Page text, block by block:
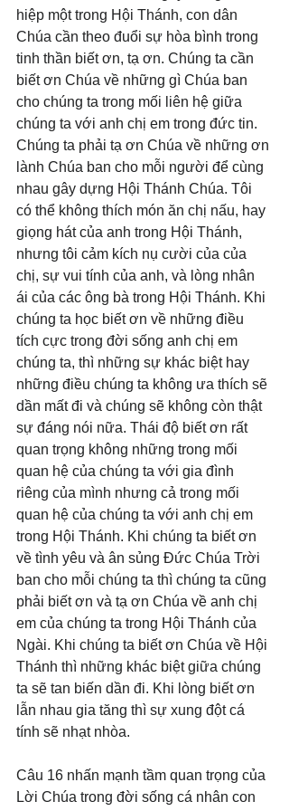
hiệp một trong Hội Thánh, con dân
Chúa cần theo đuổi sự hòa bình trong
tinh thần biết ơn, tạ ơn. Chúng ta cần
biết ơn Chúa về những gì Chúa ban
cho chúng ta trong mối liên hệ giữa
chúng ta với anh chị em trong đức tin.
Chúng ta phải tạ ơn Chúa về những ơn
lành Chúa ban cho mỗi người để cùng
nhau gây dựng Hội Thánh Chúa. Tôi
có thể không thích món ăn chị nấu, hay
giọng hát của anh trong Hội Thánh,
nhưng tôi cảm kích nụ cười của của
chị, sự vui tính của anh, và lòng nhân
ái của các ông bà trong Hội Thánh. Khi
chúng ta học biết ơn về những điều
tích cực trong đời sống anh chị em
chúng ta, thì những sự khác biệt hay
những điều chúng ta không ưa thích sẽ
dần mất đi và chúng sẽ không còn thật
sự đáng nói nữa. Thái độ biết ơn rất
quan trọng không những trong mối
quan hệ của chúng ta với gia đình
riêng của mình nhưng cả trong mối
quan hệ của chúng ta với anh chị em
trong Hội Thánh. Khi chúng ta biết ơn
về tình yêu và ân sủng Đức Chúa Trời
ban cho mỗi chúng ta thì chúng ta cũng
phải biết ơn và tạ ơn Chúa về anh chị
em của chúng ta trong Hội Thánh của
Ngài. Khi chúng ta biết ơn Chúa về Hội
Thánh thì những khác biệt giữa chúng
ta sẽ tan biến dần đi. Khi lòng biết ơn
lẫn nhau gia tăng thì sự xung đột cá
tính sẽ nhạt nhòa.
Câu 16 nhấn mạnh tầm quan trọng của
Lời Chúa trong đời sống cá nhân con